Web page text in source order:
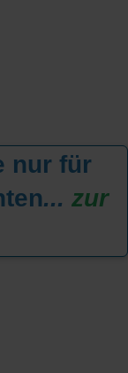
nur für
... zur